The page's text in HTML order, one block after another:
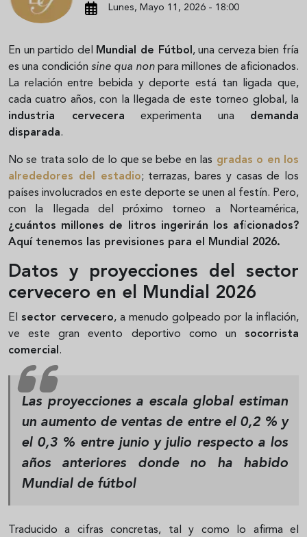
Lunes, Mayo 11, 2026 - 18:00
En un partido del Mundial de Fútbol, una cerveza bien fría
es una condición sine qua nonpara millones de aficionados.
La relación entre bebida y deporte está tan ligada que,
cada cuatro años, con la llegada de este torneo global, la
industria cervecera experimenta una demanda
disparada.
No se trata solo de lo que se bebe en las gradas o en los
alrededores del estadio; terrazas, bares y casas de los
países involucrados en este deporte se unen al festín. Pero,
con la llegada del próximo torneo a Norteamérica,
¿cuántos millones de litros ingerirán los aficionados?
Aquí tenemos las previsiones para el Mundial 2026.
Datos y proyecciones del sector
cervecero en el Mundial 2026
El sector cervecero, a menudo golpeado por la inflación,
ve este gran evento deportivo como un socorrista
comercial.
Las proyecciones a escala global estiman
un aumento de ventas de entre el 0,2 % y
el 0,3 % entre junio y julio respecto a los
años anteriores donde no ha habido
Mundial de fútbol
Traducido a cifras concretas, tal y como lo afirma el